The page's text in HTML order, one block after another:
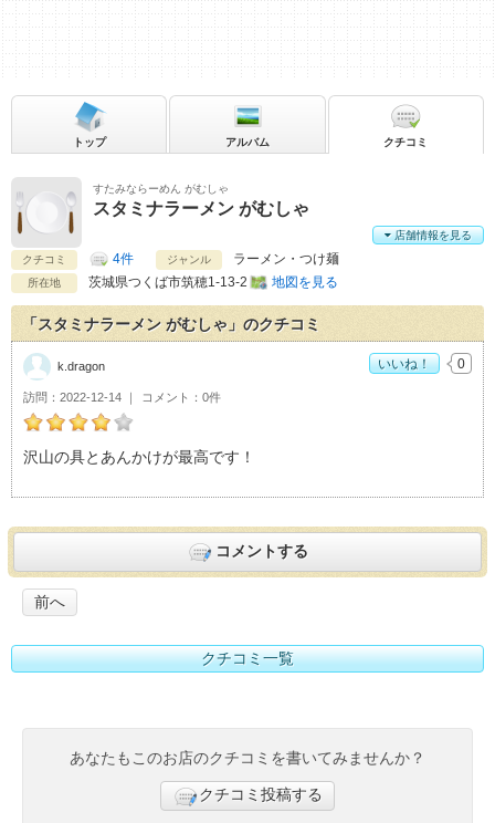
すたみならーめん がむしゃ
スタミナラーメン がむしゃ
クチコミ 4件 ジャンル ラーメン・つけ麺
所在地 茨城県つくば市筑穂1-13-2 地図を見る
店舗情報を見る
トップ アルバム クチコミ
「スタミナラーメン がむしゃ」のクチコミ
k.dragonのスタミナラーメン がむしゃおすすめ度：
沢山の具とあんかけが最高です！
訪問 2022-12-14 コメント 0件
k.dragon いいね！ 0
コメントする
前へ
クチコミ一覧
あなたもこのお店のクチコミを書いてみませんか？
クチコミ投稿する